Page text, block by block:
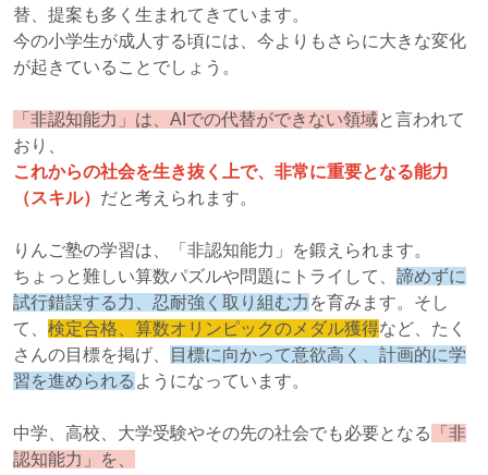
替、提案も多く生まれてきています。
今の小学生が成人する頃には、今よりもさらに大きな変化
が起きていることでしょう。
「非認知能力」は、AIでの代替ができない領域と言われて
おり、
これからの社会を生き抜く上で、非常に重要となる能力
（スキル） だと考えられます。
りんご塾の学習は、「非認知能力」を鍛えられます。
ちょっと難しい算数パズルや問題にトライして、 諦めずに
試行錯誤する力、忍耐強く取り組む力 を育みます。そし
て、 検定合格、算数オリンピックのメダル獲得など、たく
さんの目標を掲げ、
目標に向かって意欲高く、計画的に学
習を進められる ようになっています。
中学、高校、大学受験やその先の社会でも必要となる
「非
認知能力」を、